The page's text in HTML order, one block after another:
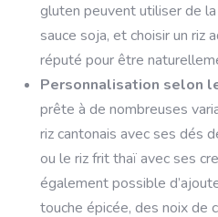
gluten peuvent utiliser de
sauce soja, et choisir un riz
réputé pour être
Personnalisation selon
prête à de nombreuses
riz cantonais avec ses dés
ou le riz frit thaï avec ses
également possible
touche épicée, des noix de